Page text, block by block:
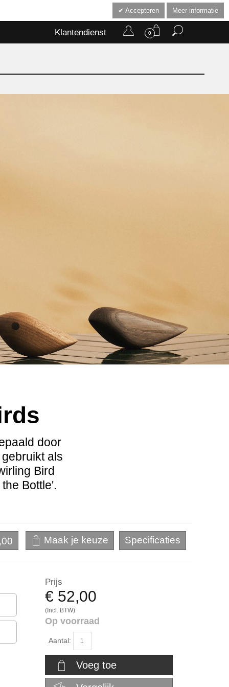
Accepteren Meer informatie
0
Klantendienst
door
als
Bird
Bottle'.
Prijs
€ 52,00
(Incl. BTW)
Op voorraad
Aantal:
Voeg toe